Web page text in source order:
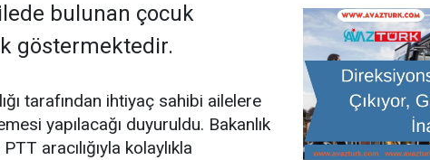
bulunan çocuk
göstermektedir.
tarafından ihtiyaç sahibi ailelere
yapılacağı duyuruldu. Bakanlık
aracılığıyla kolaylıkla